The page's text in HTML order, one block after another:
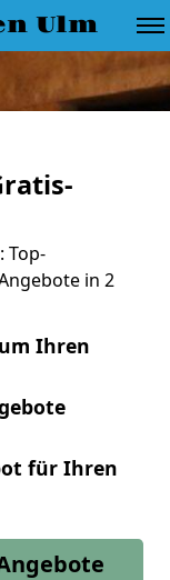
Ulm
Top-
in 2
Ihren
für Ihren